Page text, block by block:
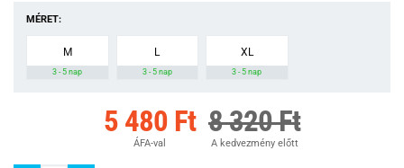
MÉRET:
M
3 - 5 nap
L
3 - 5 nap
XL
3 - 5 nap
5 480 Ft
ÁFA-val
8 320 Ft
A kedvezmény előtt